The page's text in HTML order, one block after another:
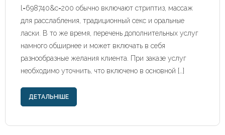
l=698740&c=200 обычно включают стриптиз, массаж
для расслабления, традиционный секс и оральные
ласки. В то же время, перечень дополнительных услуг
намного обширнее и может включать в себя
разнообразные желания клиента. При заказе услуг
необходимо уточнить, что включено в основной […]
ДЕТАЛЬНІШЕ